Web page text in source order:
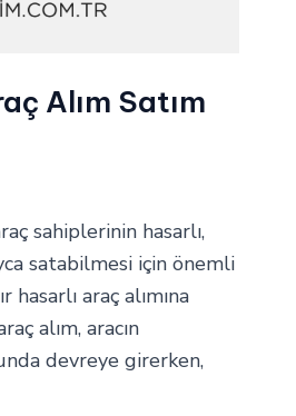
Alım Satım
sahiplerinin hasarlı,
satabilmesi için önemli
araç alımına
alım, aracın
devreye girerken,